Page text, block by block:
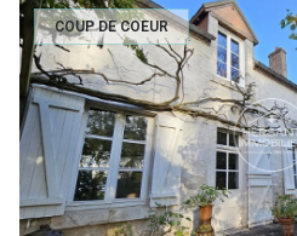
COUP DE COEUR